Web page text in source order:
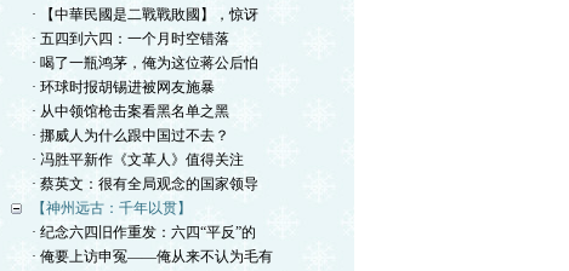
· 【中華民國是二戰戰敗國】，惊讶
· 五四到六四：一个月时空错落
· 喝了一瓶鸿茅，俺为这位蒋公后怕
· 环球时报胡锡进被网友施暴
· 从中领馆枪击案看黑名单之黑
· 挪威人为什么跟中国过不去？
· 冯胜平新作《文革人》值得关注
· 蔡英文：很有全局观念的国家领导
【神州远古：千年以贯】
· 纪念六四旧作重发：六四“平反”的
· 俺要上访申冤——俺从来不认为毛有